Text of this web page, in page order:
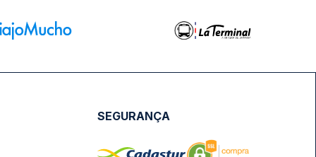
SEGURANÇA